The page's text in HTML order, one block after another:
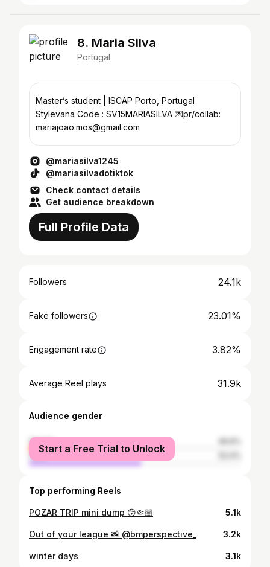
8. Maria Silva
Portugal
Master’s student | ISCAP Porto, Portugal
Stylevana Code : SV15MARIASILVA 💌pr/collab:
mariajoao.mos@gmail.com
@mariasilva1245
@mariasilvadotiktok
Check contact details
Get audience breakdown
Full Profile Data
Followers 24.1k
Fake followers 23.01%
Engagement rate 3.82%
Average Reel plays 31.9k
Audience gender
female
male
Start a Free Trial to Unlock
Top performing Reels
POZAR TRIP mini dump 😙🤏🏼 5.1k
Out of your league 📸 @bmperspective_ 3.2k
winter days 3.1k